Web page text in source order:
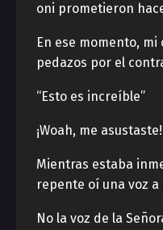
oni prometieron
En ese momento,
pedazos por el
“Esto es increíble”
¡Woah, me asustaste!
Mientras estaba
repente oí una voz a
No la voz de la